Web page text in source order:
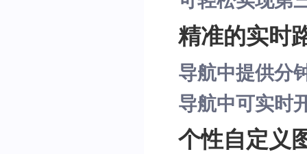
精准的实时
导航中提供分
导航中可实时
个性自定义